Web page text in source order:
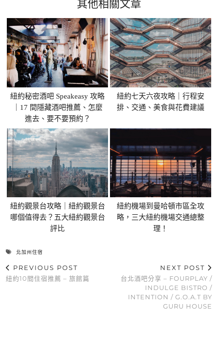
其他相關文章
紐約秘密酒吧 Speakeasy 攻略
｜17 間隱藏酒吧推薦、怎麼
進去、要不要預約？
紐約七天六夜攻略｜行程安
排、交通、美食與花費建議
紐約觀景台攻略｜紐約觀景台
哪個值得去？五大紐約觀景台
評比
紐約機場到曼哈頓市區全攻
略，三大紐約機場交通總整
理！
北加州住宿
PREVIOUS POST
紐約10間住宿推薦 – 旅館篇
NEXT POST
台北酒吧分享 – FOURPLAY /
INDULGE BISTRO /
INTENTION / G.O.A.T BY
GURU HOUSE